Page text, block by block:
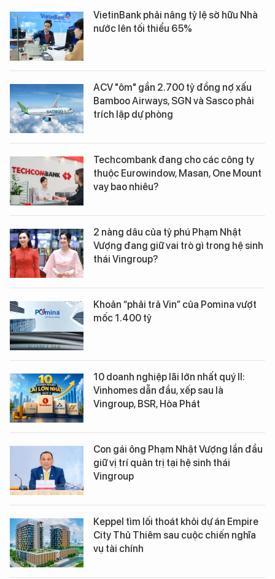
VietinBank phải nâng tỷ lệ sở hữu Nhà
nước lên tối thiểu 65%
ACV "ôm" gần 2.700 tỷ đồng nợ xấu
Bamboo Airways, SGN và Sasco phải
trích lập dự phòng
Techcombank đang cho các công ty
thuộc Eurowindow, Masan, One Mount
vay bao nhiêu?
2 nàng dâu của tỷ phú Phạm Nhật
Vượng đang giữ vai trò gì trong hệ sinh
thái Vingroup?
Khoản “phải trả Vin” của Pomina vượt
mốc 1.400 tỷ
10 doanh nghiệp lãi lớn nhất quý II:
Vinhomes dẫn đầu, xếp sau là
Vingroup, BSR, Hòa Phát
Con gái ông Phạm Nhật Vượng lần đầu
giữ vị trí quản trị tại hệ sinh thái
Vingroup
Keppel tìm lối thoát khỏi dự án Empire
City Thủ Thiêm sau cuộc chiến nghĩa
vụ tài chính